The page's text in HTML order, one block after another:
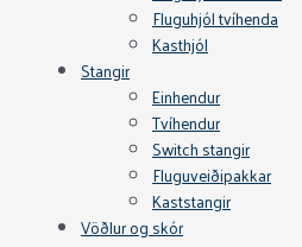
Fluguhjól tvíhenda
Kasthjól
Stangir
Einhendur
Tvíhendur
Switch stangir
Fluguveiðipakkar
Kaststangir
Vöðlur og skór